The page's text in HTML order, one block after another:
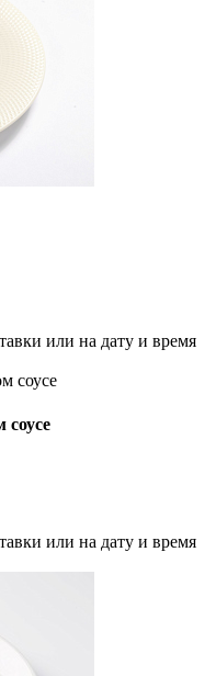
или на дату и время
соусе
или на дату и время